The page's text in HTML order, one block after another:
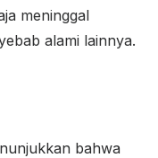
meninggal
alami lainnya.
bahwa